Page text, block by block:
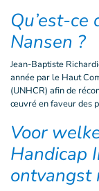
Qu’est-
Nansen ?
Jean-Baptiste
année par le Haut
(UNHCR) afin de
œuvré en faveur des
Voor
Handicap
ontvangst